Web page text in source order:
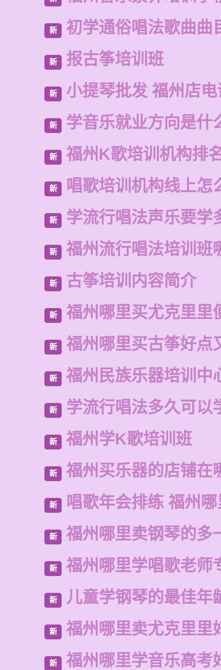
新 初学通俗唱法歌曲曲
新 报古筝培训班
新 小提琴批发 福州店
新 学音乐就业方向是什
新 福州K歌培训机构排
新 唱歌培训机构线上怎
新 学流行唱法声乐要学
新 福州流行唱法培训班
新 古筝培训内容简介
新 福州哪里买尤克里里
新 福州哪里买古筝好点
新 福州民族乐器培训中
新 学流行唱法多久可以
新 福州学K歌培训班
新 福州买乐器的店铺在
新 唱歌年会排练 福州
新 福州哪里卖钢琴的多
新 福州哪里学唱歌老师
新 儿童学钢琴的最佳年
新 福州哪里卖尤克里里
新 福州哪里学音乐高考